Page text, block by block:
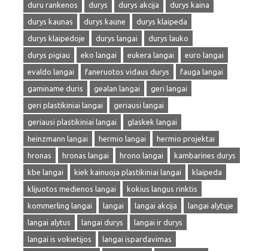
duru rankenos
durys durys akcija
durys kaina
durys kaunas
durys kaune
durys klaipeda
durys klaipedoje
durys langai
durys lauko
durys pigiau
eko langai eukera langai
euro langai
evaldo langai
faneruotos vidaus durys
fauga langai
gaminame duris
gealan langai
geri langai
geri plastikiniai langai
geriausi langai
geriausi plastikiniai langai
glaskek langai
heinzmann langai
hermio langai
hermio projektai
hronas
hronas langai hrono langai
kambarines durys
kbe langai
kiek kainuoja plastikiniai langai
klaipeda
klijuotos medienos langai
kokius langus rinktis
kommerling langai
langai langai akcija
langai alytuje
langai alytus
langai durys
langai ir durys
langai is vokietijos
langai ispardavimas